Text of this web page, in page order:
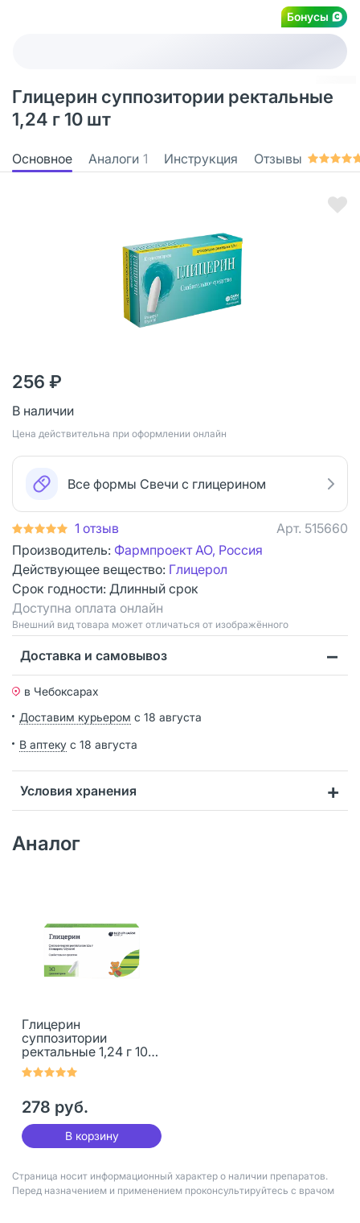
Бонусы
Глицерин суппозитории ректальные
1,24 г 10 шт
Основное Аналоги 1 Инструкция Отзывы
256 ₽
В наличии
Цена действительна при оформлении онлайн
Все формы Свечи с глицерином
1 отзыв Арт. 515660
Производитель: Фармпроект АО, Россия
Действующее вещество: Глицерол
Срок годности: Длинный срок
Доступна оплата онлайн
Bнешний вид товара может отличаться от изображённого
Доставка и самовывоз
в Чебоксарах
Доставим курьером с 18 августа
В аптеку с 18 августа
Условия хранения
Аналог
Глицерин
суппозитории
ректальные 1,24 г 10
шт.
278 руб.
В корзину
Страница носит информационный характер о наличии препаратов.
Перед назначением и применением проконсультируйтесь с врачом